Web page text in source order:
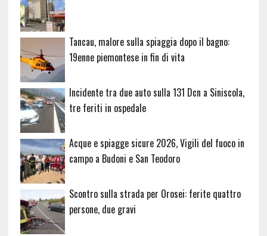
Tancau, malore sulla spiaggia dopo il bagno:
19enne piemontese in fin di vita
Incidente tra due auto sulla 131 Dcn a Siniscola,
tre feriti in ospedale
Acque e spiagge sicure 2026, Vigili del fuoco in
campo a Budoni e San Teodoro
Scontro sulla strada per Orosei: ferite quattro
persone, due gravi